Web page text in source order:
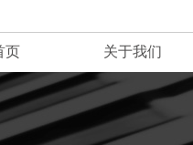
页 关于我们